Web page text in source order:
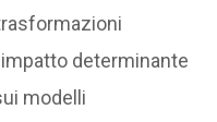
determinante
modelli